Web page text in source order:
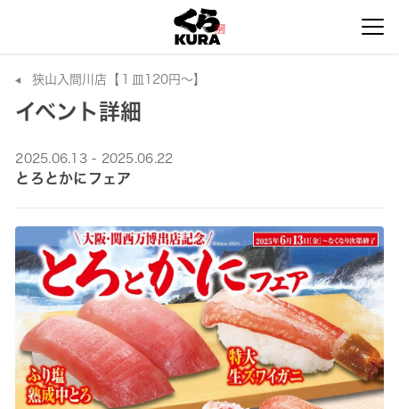
狭山入間川店【１皿120円～】
イベント詳細
2025.06.13 - 2025.06.22
とろとかにフェア